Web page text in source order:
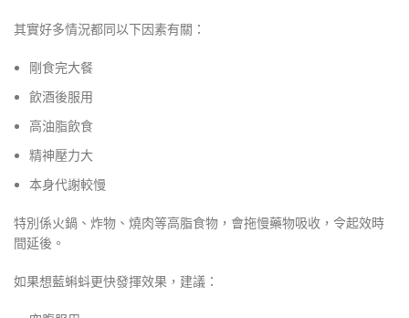
其實好多情況都同以下因素有關：
剛食完大餐
飲酒後服用
高油脂飲食
精神壓力大
本身代謝較慢
特別係火鍋、炸物、燒肉等高脂食物，會拖慢藥物吸收，令起效時
間延後。
如果想藍蝌蚪更快發揮效果，建議：